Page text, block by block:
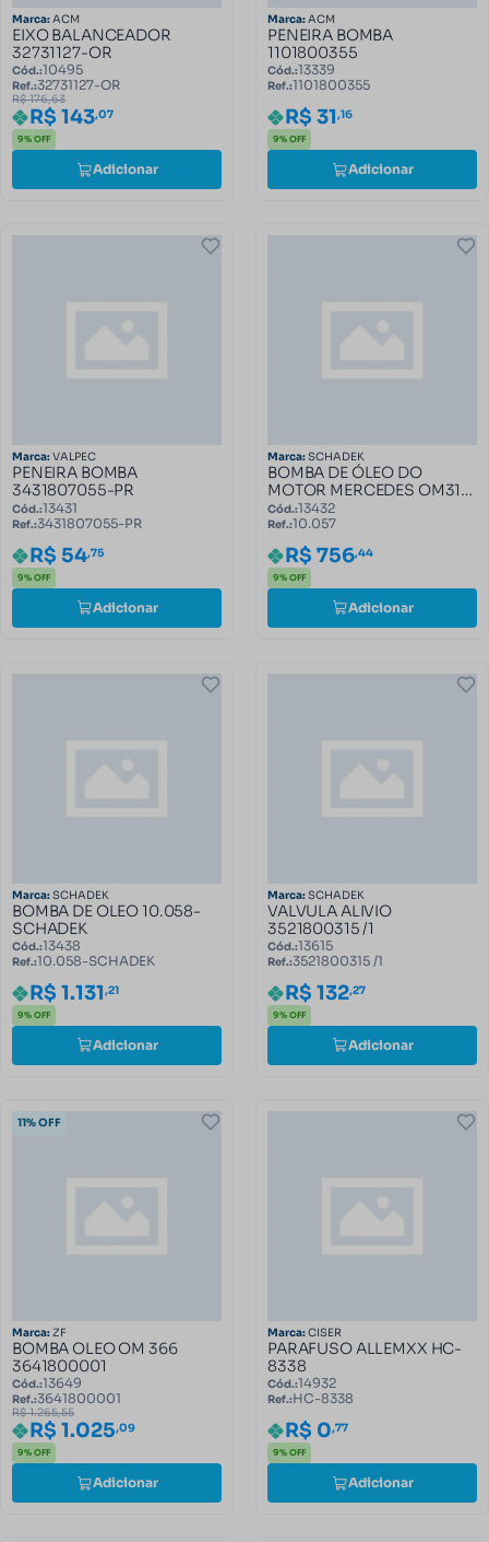
Marca:ACM
EIXO BALANCEADOR
32731127-OR
Cód.:10495
Ref.:32731127-OR
R$ 176,63
R$ 143,07
9% OFF
Adicionar
Marca:ACM
PENEIRA BOMBA
1101800355
Cód.:13339
Ref.:1101800355
R$ 31,16
9% OFF
Adicionar
Marca:VALPEC
PENEIRA BOMBA
3431807055-PR
Cód.:13431
Ref.:3431807055-PR
R$ 54,75
9% OFF
Adicionar
Marca:SCHADEK
BOMBA DE ÓLEO DO
MOTOR MERCEDES OM314
E OM352 10.057
Cód.:13432
Ref.:10.057
R$ 756,44
9% OFF
Adicionar
Marca:SCHADEK
BOMBA DE OLEO 10.058-
SCHADEK
Cód.:13438
Ref.:10.058-SCHADEK
R$ 1.131,21
9% OFF
Adicionar
Marca:SCHADEK
VALVULA ALIVIO
3521800315 /1
Cód.:13615
Ref.:3521800315 /1
R$ 132,27
9% OFF
Adicionar
11% OFF
Marca:ZF
BOMBA OLEO OM 366
3641800001
Cód.:13649
Ref.:3641800001
R$ 1.265,55
R$ 1.025,09
9% OFF
Adicionar
Marca:CISER
PARAFUSO ALLEMXX HC-
8338
Cód.:14932
Ref.:HC-8338
R$ 0,77
9% OFF
Adicionar